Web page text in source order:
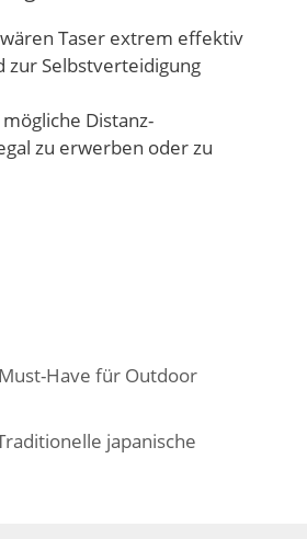
Taser extrem effektiv
zur Selbstverteidigung
Distanz-
zu erwerben oder zu
Have für Outdoor
japanische